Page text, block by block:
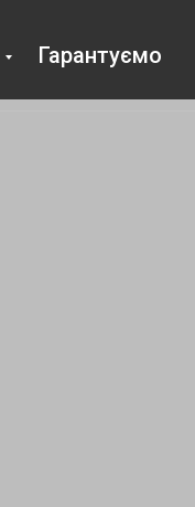
Гарантуємо